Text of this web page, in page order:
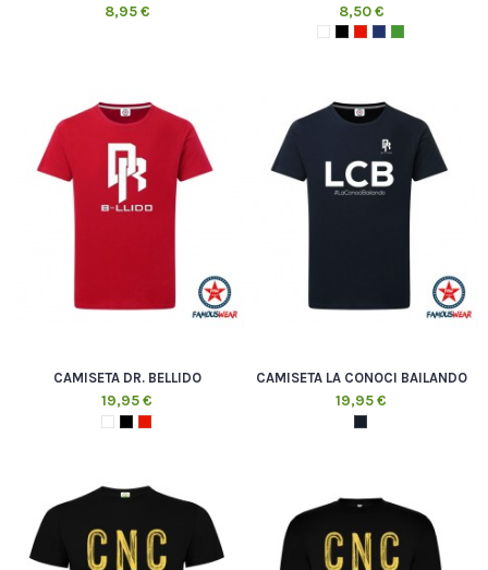
8,95 € 8,50 €
CAMISETA DR. BELLIDO
19,95 €
CAMISETA LA CONOCI BAILANDO
19,95 €